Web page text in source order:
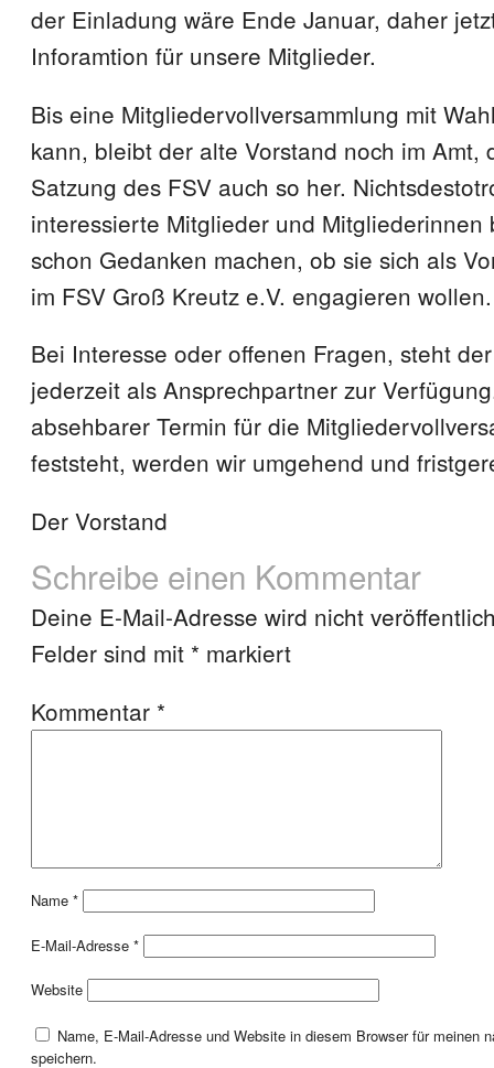
der Einladung wäre Ende Januar, daher
Inforamtion für unsere Mitglieder.
Bis eine Mitgliedervollversammlung mit
kann, bleibt der alte Vorstand noch im Amt,
Satzung des FSV auch so her.
interessierte Mitglieder und Mitgliederinnen
schon Gedanken machen, ob sie sich als
im FSV Groß Kreutz e.V. engagieren wollen.
Bei Interesse oder offenen Fragen, steht
jederzeit als Ansprechpartner zur
absehbarer Termin für die
feststeht, werden wir umgehend und
Der Vorstand
Schreibe einen Kommentar
Deine E-Mail-Adresse wird nicht
Felder sind mit * markiert
Kommentar *
Name *
E-Mail-Adresse *
Website
Name, E-Mail-Adresse und Website in diesem Browser für meinen
speichern.